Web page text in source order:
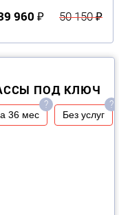
960 ₽ 50 150 ₽
ПОД КЛЮЧ
?
36 мес
?
Без услуг